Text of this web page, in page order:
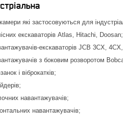
які застосовуються для
екскаваторів Atlas, Hitachi, Doosan;
екскаваторів JCB 3CX,
з боковим розворотом
і віброкатків;
навантажувачів;
навантажувачів;